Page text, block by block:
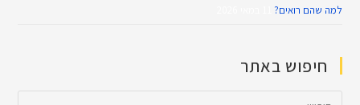
למה שהם רואים?
חיפוש באתר